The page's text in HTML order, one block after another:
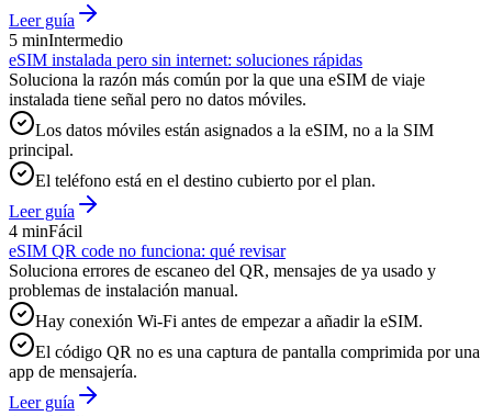
Leer guía
5 minIntermedio
eSIM instalada pero sin internet: soluciones rápidas
Soluciona la razón más común por la que una eSIM de viaje
instalada tiene señal pero no datos móviles.
Los datos móviles están asignados a la eSIM, no a la SIM
principal.
El teléfono está en el destino cubierto por el plan.
Leer guía
4 minFácil
eSIM QR code no funciona: qué revisar
Soluciona errores de escaneo del QR, mensajes de ya usado y
problemas de instalación manual.
Hay conexión Wi‑Fi antes de empezar a añadir la eSIM.
El código QR no es una captura de pantalla comprimida por una
app de mensajería.
Leer guía